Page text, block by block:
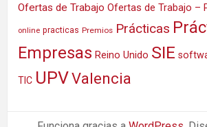
Ofertas de Trabajo Ofertas de Trabajo –
online practicas Premios Prácticas
Empresas Reino Unido SIE
TIC UPVValencia